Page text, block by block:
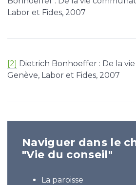
Labor et Fides, 2007
[2] Dietrich Bonhoeffer : De la
Genève, Labor et Fides, 2007
Naviguer dans le
"Vie du conseil"
La paroisse